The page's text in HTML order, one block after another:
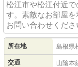
松江市や松江付近
す。素敵なお部屋
お問い合わせくださ
所在地 島根県
交通 山陰本